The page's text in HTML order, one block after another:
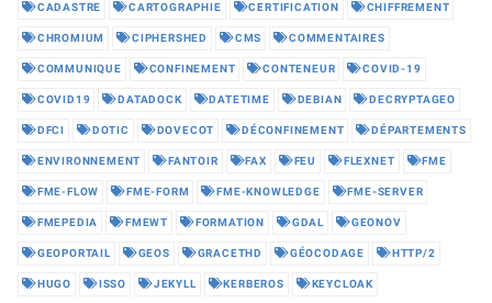
CADASTRE CARTOGRAPHIE CERTIFICATION CHIFFREMENT
CHROMIUM CIPHERSHED CMS COMMENTAIRES
COMMUNIQUE CONFINEMENT CONTENEUR COVID-19
COVID19 DATADOCK DATETIME DEBIAN DECRYPTAGEO
DFCI DOTIC DOVECOT DÉCONFINEMENT DÉPARTEMENTS
ENVIRONNEMENT FANTOIR FAX FEU FLEXNET FME
FME-FLOW FME-FORM FME-KNOWLEDGE FME-SERVER
FMEPEDIA FMEWT FORMATION GDAL GEONOV
GEOPORTAIL GEOS GRACETHD GÉOCODAGE HTTP/2
HUGO ISSO JEKYLL KERBEROS KEYCLOAK